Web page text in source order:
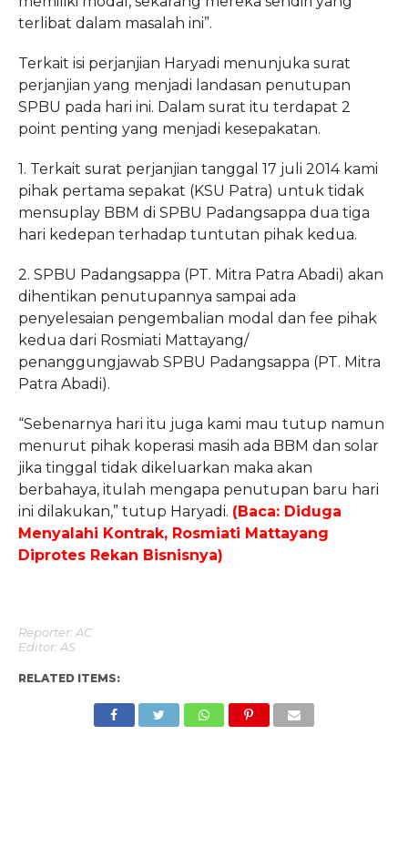
terlibat dalam masalah ini”.
Terkait isi perjanjian Haryadi menunjuka surat
perjanjian yang menjadi landasan penutupan
SPBU pada hari ini. Dalam surat itu terdapat 2
point penting yang menjadi kesepakatan.
1. Terkait surat perjanjian tanggal 17 juli 2014 kami
pihak pertama sepakat (KSU Patra) untuk tidak
mensuplay BBM di SPBU Padangsappa dua tiga
hari kedepan terhadap tuntutan pihak kedua.
2. SPBU Padangsappa (PT. Mitra Patra Abadi) akan
dihentikan penutupannya sampai ada
penyelesaian pengembalian modal dan fee pihak
kedua dari Rosmiati Mattayang/
penanggungjawab SPBU Padangsappa (PT. Mitra
Patra Abadi).
“Sebenarnya hari itu juga kami mau tutup namun
menurut pihak koperasi masih ada BBM dan solar
jika tinggal tidak dikeluarkan maka akan
berbahaya, itulah mengapa penutupan baru hari
ini dilakukan,” tutup Haryadi. (Baca: Diduga
Menyalahi Kontrak, Rosmiati Mattayang
Diprotes Rekan Bisnisnya)
Reporter: AC
Editor: AS
RELATED ITEMS: